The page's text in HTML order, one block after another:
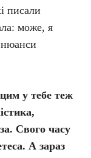
писали
може, я
нюанси
у тебе теж
Свого часу
А зараз